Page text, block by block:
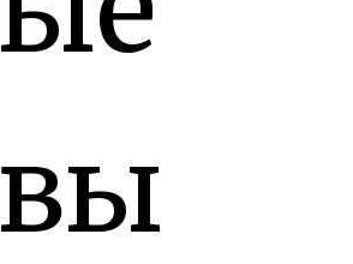
вы